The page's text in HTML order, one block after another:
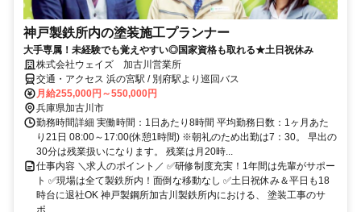
神戸製鉄所内の塗装施工プランナー
大手専属！未経験でも覚えやすい◎国家資格も取れる★土日祝休み
株式会社ウェイズ 加古川営業所
交通・アクセス 浜の宮駅 / 別府駅より巡回バス
月給255,000円～550,000円
兵庫県加古川市
勤務時間詳細 実働時間：1日あたり8時間 平均勤務日数：1ヶ月あた
り21日 08:00～17:00(休憩1時間) ※朝礼のため出勤は7：30。 早出の
30分は残業扱いになります。 残業は月20時...
仕事内容 ＼求人のポイント／ ✅研修制度充実！1年間は先輩がサポー
ト ✅現場は全て製鉄所内！面倒な移動なし ✅土日祝休み＆平日も18
時台に退社OK 神戸製鋼所加古川製鉄所内における、 塗装工事のサ
ポ...